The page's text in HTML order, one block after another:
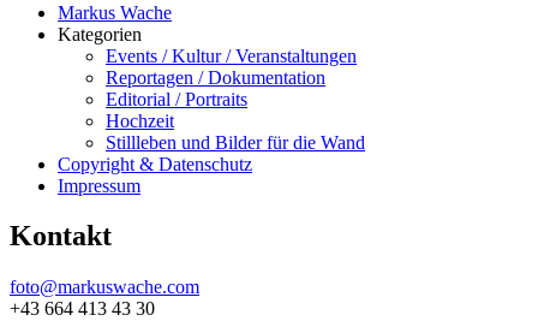
Markus Wache
Kategorien
Events / Kultur / Veranstaltungen
Reportagen / Dokumentation
Editorial / Portraits
Hochzeit
Stillleben und Bilder für die Wand
Copyright & Datenschutz
Impressum
Kontakt
foto@markuswache.com
+43 664 413 43 30